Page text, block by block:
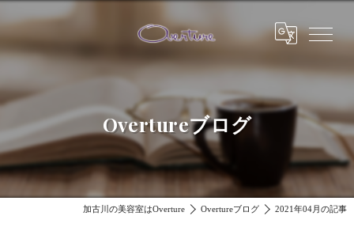
Overtureブログ
加古川の美容室はOverture Overtureブログ 2021年04月の記事